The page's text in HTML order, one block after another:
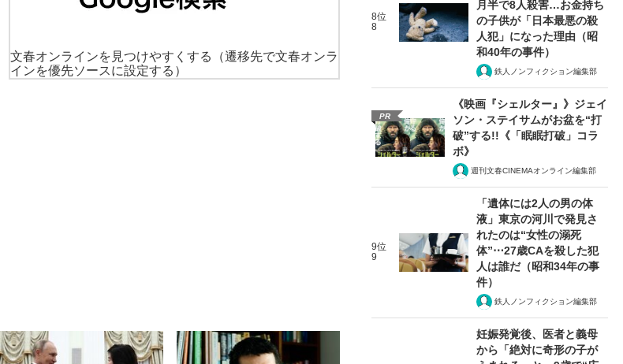
文春オンラインを見つけやすくする
（遷移先で文春オンラ
インを優先ソースに設定する）
8位
8
月半で8人殺害…お金持ち
の子供が「日本最悪の殺
人犯」になった理由（昭
和40年の事件）
鉄人ノンフィクション編集部
PR
《映画『シェルター』》ジェイ
ソン・ステイサムがお盆を“打
破”する!!《「眠眠打破」コラ
ボ》
週刊文春CINEMAオンライン編集部
9位
9
「遺体には2人の男の体
液」東京の河川で発見さ
れたのは“女性の溺死
体”⋯27歳CAを殺した犯
人は誰だ（昭和34年の事
件）
鉄人ノンフィクション編集部
妊娠発覚後、医者と義母
から「絶対に奇形の子が